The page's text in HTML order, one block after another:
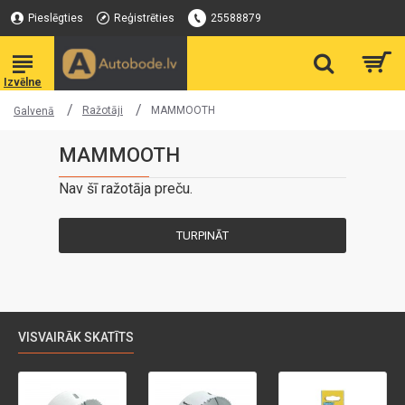
Pieslēgties Reģistrēties 25588879
Galvenā Ražotāji MAMMOOTH
MAMMOOTH
Nav šī ražotāja preču.
TURPINĀT
VISVAIRĀK SKATĪTS